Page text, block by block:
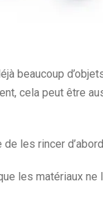
beaucoup
cela peut être
de les rincer
les matériaux ne